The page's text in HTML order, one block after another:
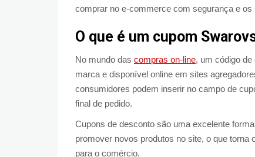
comprar no e-commerce com segurança e
O que é um cupom
No mundo das compras on-line, um código de
marca e disponível online em sites
consumidores podem inserir no campo de
final de pedido.
Cupons de desconto são uma excelente
promover novos produtos no site, o que torna
para o comércio.